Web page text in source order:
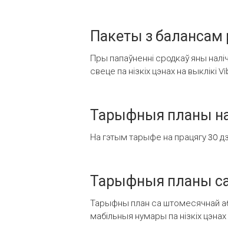
Пакеты з балансам
Пры папаўненні сродкаў яны
свеце па нізкіх цэнах на выклікі
Тарыфныя планы
На гэтым тарыфе на працягу 30
Тарыфныя планы
Тарыфны план са штомесячнай
мабільныя нумары па нізкіх